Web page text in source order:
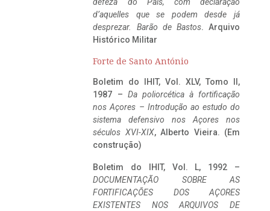
defeza do Pais, com declaração
d’aquelles que se podem desde já
desprezar. Barão de Bastos. Arquivo
Histórico Militar
Forte de Santo António
Boletim do IHIT, Vol. XLV, Tomo II,
1987 – Da poliorcética à fortificação
nos Açores – Introdução ao estudo do
sistema defensivo nos Açores nos
séculos XVI-XIX, Alberto Vieira. (Em
construção)
Boletim do IHIT, Vol. L, 1992 –
DOCUMENTAÇÃO SOBRE AS
FORTIFICAÇÕES DOS AÇORES
EXISTENTES NOS ARQUIVOS DE